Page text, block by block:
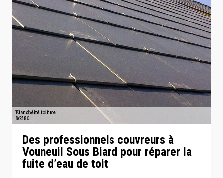
Des professionnels couvreurs à
Vouneuil Sous Biard pour réparer la
fuite d’eau de toit